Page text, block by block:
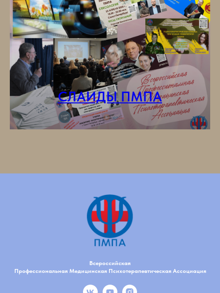
СЛАИДЫ ПМПА
Всероссийская
Профессиональная Медицинская Психотерапевтическая Ассоциация